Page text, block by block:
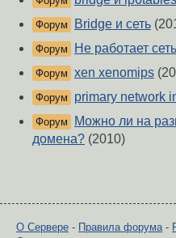
Форум Bridge и сеть
Форум Не работает
Форум xen xenomips
Форум primary network
Форум
Можно ли на
домена? (2010)
О Сервере - Правила форума-